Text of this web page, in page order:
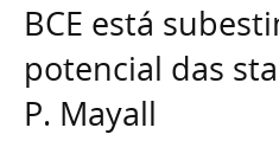
BCE está
potencial das
P. Mayall